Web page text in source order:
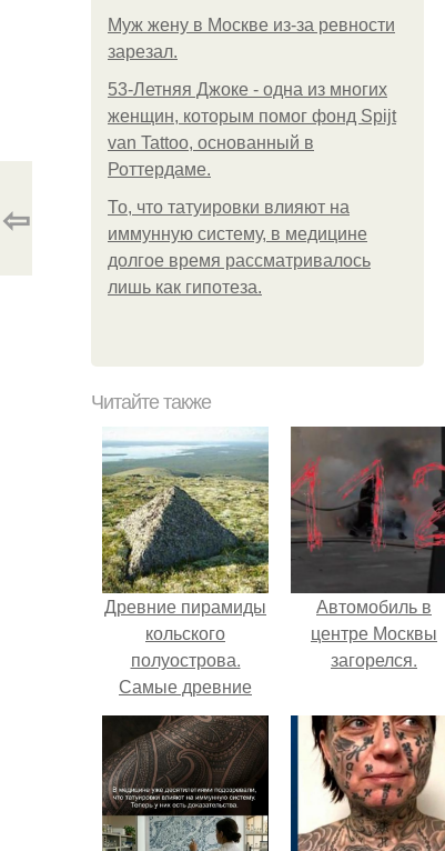
Mуж жену в Москве из-за ревности
зарезал.
53-Летняя Джоке - одна из многих
женщин, которым помог фонд Spijt
van Tattoo, основанный в
Роттердаме.
То, что татуировки влияют на
иммунную систему, в медицине
долгое время рассматривалось
лишь как гипотеза.
⇦
Читайте также
Древние пирамиды
кольского
полуострова.
Самые древние
пирамиды на
планете в России
находятся.
Автомобиль в
центре Москвы
загорелся.